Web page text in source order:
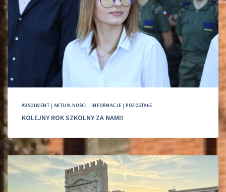
ABSOLWENT | AKTUALNOŚCI | INFORMACJE |POZOSTAŁE
KOLEJNY ROK SZKOLNY ZA NAMI!